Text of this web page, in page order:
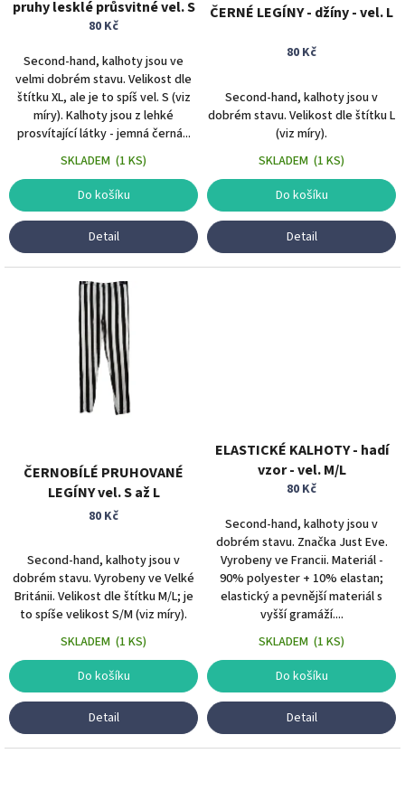
pruhy lesklé průsvitné vel. S
80 Kč
Second-hand, kalhoty jsou ve
velmi dobrém stavu. Velikost dle
štítku XL, ale je to spíš vel. S (viz
míry). Kalhoty jsou z lehké
prosvítající látky - jemná černá...
SKLADEM (1 KS)
Do košíku
Detail
ČERNÉ LEGÍNY - džíny - vel. L
80 Kč
Second-hand, kalhoty jsou v
dobrém stavu. Velikost dle štítku L
(viz míry).
SKLADEM (1 KS)
Do košíku
Detail
ČERNOBÍLÉ PRUHOVANÉ
LEGÍNY vel. S až L
80 Kč
Second-hand, kalhoty jsou v
dobrém stavu. Vyrobeny ve Velké
Británii. Velikost dle štítku M/L; je
to spíše velikost S/M (viz míry).
SKLADEM (1 KS)
Do košíku
Detail
ELASTICKÉ KALHOTY - hadí
vzor - vel. M/L
80 Kč
Second-hand, kalhoty jsou v
dobrém stavu. Značka Just Eve.
Vyrobeny ve Francii. Materiál -
90% polyester + 10% elastan;
elastický a pevnější materiál s
vyšší gramáží....
SKLADEM (1 KS)
Do košíku
Detail